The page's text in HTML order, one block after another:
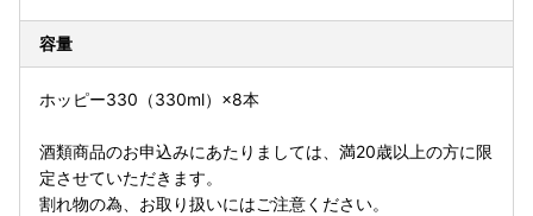
容量
ホッピー330（330ml）×8本
酒類商品のお申込みにあたりましては、満20歳以上の方に限
定させていただきます。
割れ物の為、お取り扱いにはご注意ください。